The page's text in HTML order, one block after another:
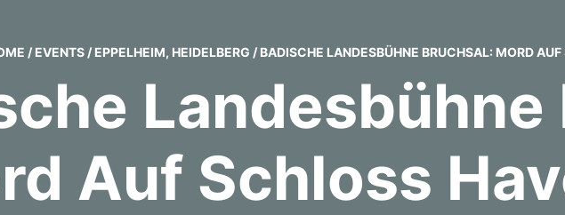
/ EVENTS / EPPELHEIM, HEIDELBERG / BADISCHE LANDESBÜHNE BRUCHSAL: MORD
Landesbühne
Auf Schloss